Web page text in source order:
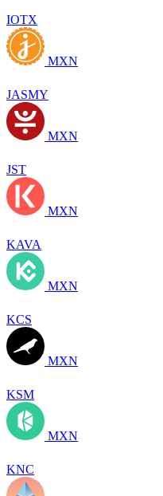
IOTX
MXN
JASMY
MXN
JST
MXN
KAVA
MXN
KCS
MXN
KSM
MXN
KNC